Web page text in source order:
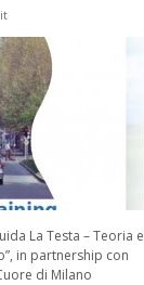
La Testa – Teoria e
in partnership con
di Milano